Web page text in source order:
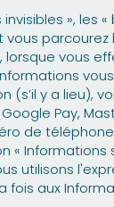
invisibles »,
parcourez
lorsque vous
(s’il y a lieu),
Google Pay,
de
« Informations
utilisons
fois aux